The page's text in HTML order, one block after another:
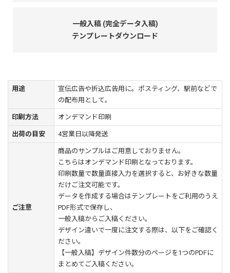
一般入稿 (完全データ入稿)
テンプレートダウンロード
用途
宣伝広告や折込広告用に。ポスティング、駅前などで
の配布用として。
印刷方法 オンデマンド印刷
出荷の目安 4営業日以降発送
ご注意
商品のサンプルはご用意しておりません。
こちらはオンデマンド印刷となっております。
印刷数量で数量直接入力を選択すると、お好きな数量
だけご注文可能です。
データを作成する場合はテンプレートをご利用のうえ
PDF形式で保存し、
一般入稿からご入稿ください。
デザイン違いで一度に注文する際は、以下をご確認く
ださい。
【一般入稿】デザイン件数分のページを1つのPDFに
まとめてご入稿ください。